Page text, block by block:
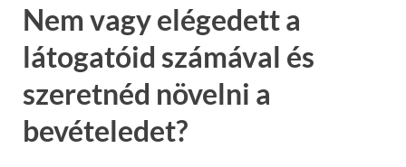
Nem vagy elégedett a
látogatóid számával és
szeretnéd növelni a
bevételedet?